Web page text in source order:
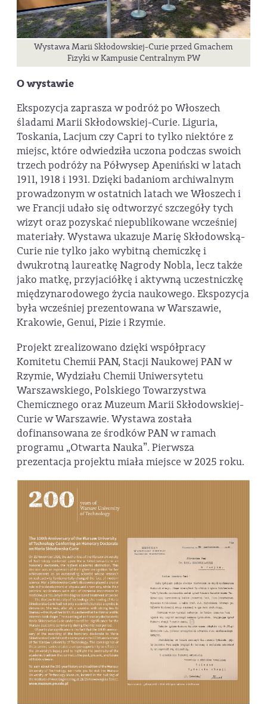
Wystawa Marii Skłodowskiej-Curie przed Gmachem
Fizyki w Kampusie Centralnym PW
O wystawie
Ekspozycja zaprasza w podróż po Włoszech
śladami Marii Skłodowskiej-Curie. Liguria,
Toskania, Lacjum czy Capri to tylko niektóre z
miejsc, które odwiedziła uczona podczas swoich
trzech podróży na Półwysep Apeniński w latach
1911, 1918 i 1931. Dzięki badaniom archiwalnym
prowadzonym w ostatnich latach we Włoszech i
we Francji udało się odtworzyć szczegóły tych
wizyt oraz pozyskać niepublikowane wcześniej
materiały. Wystawa ukazuje Marię Skłodowską-
Curie nie tylko jako wybitną chemiczkę i
dwukrotną laureatkę Nagrody Nobla, lecz także
jako matkę, przyjaciółkę i aktywną uczestniczkę
międzynarodowego życia naukowego. Ekspozycja
była wcześniej prezentowana w Warszawie,
Krakowie, Genui, Pizie i Rzymie.
Projekt zrealizowano dzięki współpracy
Komitetu Chemii PAN, Stacji Naukowej PAN w
Rzymie, Wydziału Chemii Uniwersytetu
Warszawskiego, Polskiego Towarzystwa
Chemicznego oraz Muzeum Marii Skłodowskiej-
Curie w Warszawie. Wystawa została
dofinansowana ze środków PAN w ramach
programu „Otwarta Nauka”. Pierwsza
prezentacja projektu miała miejsce w 2025 roku.